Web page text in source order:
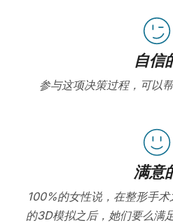
自信
参与这项决策过程，可以
满意
100%的女性说，在整形手
的3D模拟之后，她们要么满